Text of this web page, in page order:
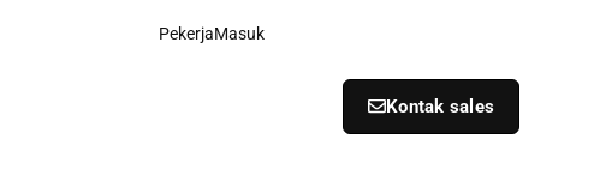
PekerjaMasuk
Kontak sales